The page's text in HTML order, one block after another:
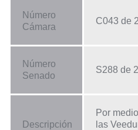
Número
Cámara
C043 de
Número
Senado
S288 de
Descripción
Por
las